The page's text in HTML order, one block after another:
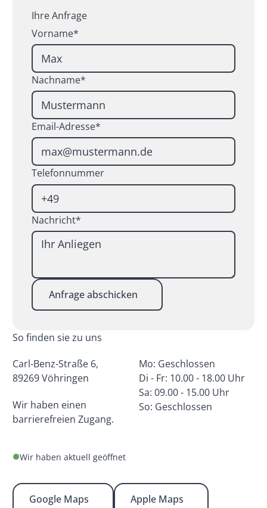
Ihre Anfrage
Vorname*
Nachname*
Email-Adresse*
Telefonnummer
Nachricht*
Anfrage abschicken
So finden sie zu uns
Carl-Benz-Straße 6,
89269 Vöhringen
Wir haben einen
barrierefreien Zugang.
Wir haben aktuell geöffnet
Mo: Geschlossen
Di - Fr: 10.00 - 18.00 Uhr
Sa: 09.00 - 15.00 Uhr
So: Geschlossen
Google Maps
Apple Maps